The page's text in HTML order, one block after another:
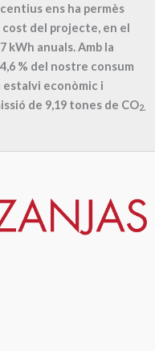
ens ha permès
del projecte, en el
kWh anuals. Amb la
% del nostre consum
econòmic i
de 9,19 tones de CO2.